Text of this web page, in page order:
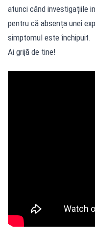
atunci când investigațiile
pentru că absența unei
simptomul este închipuit.
Ai grijă de tine!